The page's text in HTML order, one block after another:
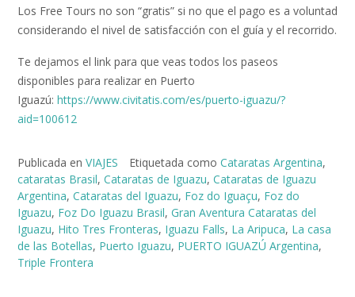
Los Free Tours no son “gratis” si no que el pago es a voluntad
considerando el nivel de satisfacción con el guía y el recorrido.
Te dejamos el link para que veas todos los paseos
disponibles para realizar en Puerto
Iguazú: https://www.civitatis.com/es/puerto-iguazu/?
aid=100612
Publicada en VIAJES Etiquetada como Cataratas Argentina,
cataratas Brasil, Cataratas de Iguazu, Cataratas de Iguazu
Argentina, Cataratas del Iguazu, Foz do Iguaçu, Foz do
Iguazu, Foz Do Iguazu Brasil, Gran Aventura Cataratas del
Iguazu, Hito Tres Fronteras, Iguazu Falls, La Aripuca, La casa
de las Botellas, Puerto Iguazu, PUERTO IGUAZÚ Argentina,
Triple Frontera